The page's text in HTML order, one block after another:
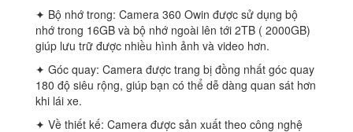
✦ Bộ nhớ trong: Camera 360 Owin được sử dụng bộ
nhớ trong 16GB và bộ nhớ ngoài lên tới 2TB ( 2000GB)
giúp lưu trữ được nhiều hình ảnh và video hơn.
✦ Góc quay: Camera được trang bị đồng nhất góc quay
180 độ siêu rộng, giúp bạn có thể dễ dàng quan sát hơn
khi lái xe.
✦ Về thiết kế: Camera được sản xuất theo công nghệ